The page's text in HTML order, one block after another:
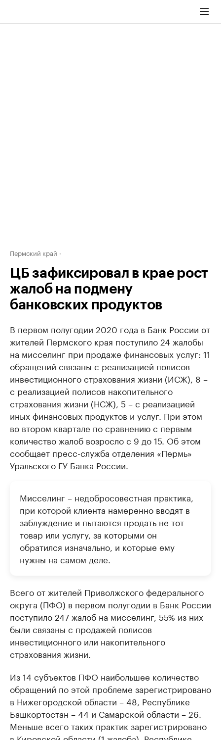
Пермский край
ЦБ зафиксировал в крае рост
жалоб на подмену
банковских продуктов
В первом полугодии 2020 года в Банк России от
жителей Пермского края поступило 24 жалобы
на мисселинг при продаже финансовых услуг: 11
обращений связаны с реализацией полисов
инвестиционного страхования жизни (ИСЖ), 8 –
с реализацией полисов накопительного
страхования жизни (НСЖ), 5 – с реализацией
иных финансовых продуктов и услуг. При этом
во втором квартале по сравнению с первым
количество жалоб возросло с 9 до 15. Об этом
сообщает пресс-служба отделения «Пермь»
Уральского ГУ Банка России.
Мисселинг – недобросовестная практика,
при которой клиента намеренно вводят в
заблуждение и пытаются продать не тот
товар или услугу, за которыми он
обратился изначально, и которые ему
нужны на самом деле.
Всего от жителей Приволжского федерального
округа (ПФО) в первом полугодии в Банк России
поступило 247 жалоб на мисселинг, 55% из них
были связаны с продажей полисов
инвестиционного или накопительного
страхования жизни.
Из 14 субъектов ПФО наибольшее количество
обращений по этой проблеме зарегистрировано
в Нижегородской области – 48, Республике
Башкортостан – 44 и Самарской области – 26.
Меньше всего таких практик зарегистрировано